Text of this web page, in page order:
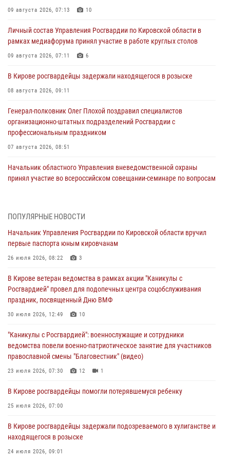
09 августа 2026, 07:13 10
Личный состав Управления Росгвардии по Кировской области в
рамках медиафорума принял участие в работе круглых столов
09 августа 2026, 07:11 6
В Кирове росгвардейцы задержали находящегося в розыске
08 августа 2026, 09:11
Генерал-полковник Олег Плохой поздравил специалистов
организационно-штатных подразделений Росгвардии с
профессиональным праздником
07 августа 2026, 08:51
Начальник областного Управления вневедомственной охраны
принял участие во всероссийском совещании-семинаре по вопросам
инструмента
07 августа 2026, 08:39
хулиганстве
06 августа 2026, 07:00
Губернатор Кировской области Александр Соколов вручил
05 августа 2026, 11:00
В Кирове росгвардейцы задержали подозреваемую в сбыте
поддельной купюры
ПОПУЛЯРНЫЕ НОВОСТИ
Начальник Управления Росгвардии по Кировской области вручил
первые паспорта юным кировчанам
26 июля 2026, 08:22 3
В Кирове ветеран ведомства в рамках акции "Каникулы с
Росгвардией" провел для подопечных центра соцобслуживания
праздник, посвященный Дню ВМФ
30 июля 2026, 12:49 10
"Каникулы с Росгвардией": военнослужащие и сотрудники
ведомства повели военно-патриотическое занятие для участников
православной смены "Благовестник" (видео)
23 июля 2026, 07:30 12 1
В Кирове росгвардейцы помогли потерявшемуся ребенку
25 июля 2026, 07:00
В Кирове росгвардейцы задержали подозреваемого в хулиганстве и
находящегося в розыске
24 июля 2026, 09:01